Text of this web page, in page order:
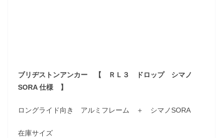
ブリヂストンアンカー 【 ＲＬ３ ドロップ シマノ
SORA 仕様 】
ロングライド向き アルミフレーム ＋ シマノSORA
在庫サイズ